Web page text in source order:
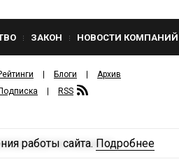
ЗАКОН НОВОСТИ КОМПАНИЙ
Блоги
Архив
RSS
конфиденциальности
работы сайта. Подробнее